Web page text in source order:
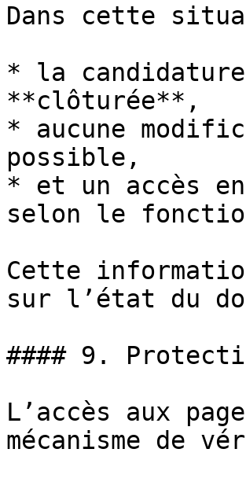
Dans cette
* la candidature
**clôturée**,
* aucune
possible,
* et un accès
selon le
Cette
sur l’état du
#### 9.
L’accès aux
mécanisme de